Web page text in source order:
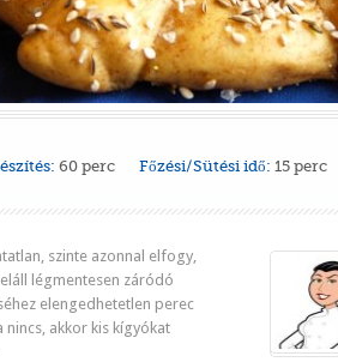
60 perc Főzési/Sütési idő: 15 perc
szinte azonnal elfogy,
légmentesen záródó
elengedhetetlen perec
akkor kis kígyókat